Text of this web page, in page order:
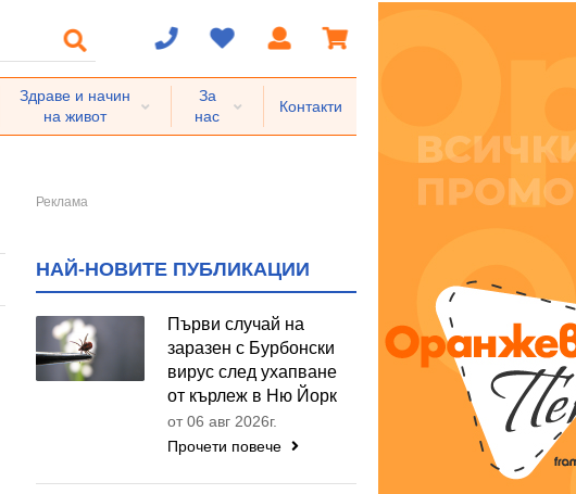
Здраве и начин
на живот
За
нас
Контакти
НАЙ-НОВИТЕ ПУБЛИКАЦИИ
Първи случай на
заразен с Бурбонски
вирус след ухапване
от кърлеж в Ню Йорк
от 06 авг 2026г.
Прочети повече